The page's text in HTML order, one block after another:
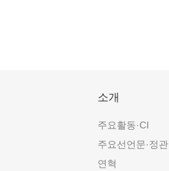
소개
주요활동·CI
주요선언문·정관
연혁